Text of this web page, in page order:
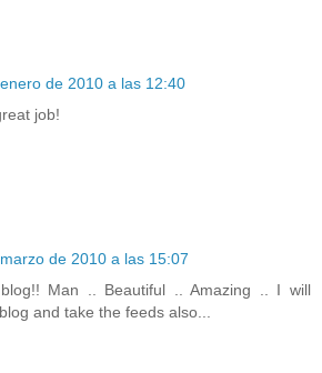
de 2010 a las 12:40
job!
de 2010 a las 15:07
Man .. Beautiful .. Amazing .. I will
and take the feeds also...